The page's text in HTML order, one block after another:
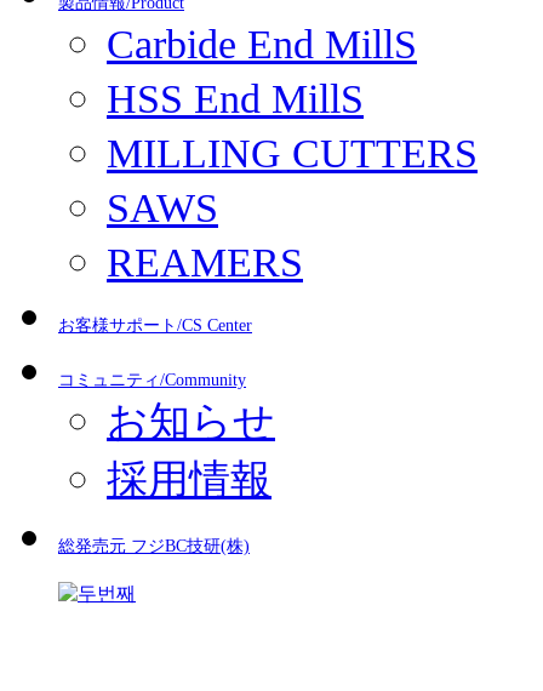
Carbide End MillS
HSS End MillS
MILLING CUTTERS
SAWS
REAMERS
お客様サポート/CS Center
コミュニティ/Community
お知らせ
採用情報
総発売元 フジBC技研(株)